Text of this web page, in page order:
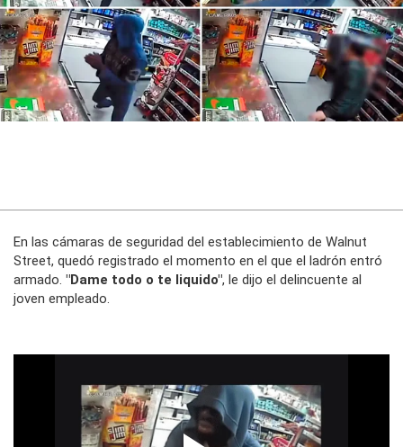
En las cámaras de seguridad del establecimiento de Walnut
Street, quedó registrado el momento en el que el ladrón entró
armado. "Dame todo o te liquido", le dijo el delincuente al
joven empleado.